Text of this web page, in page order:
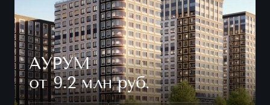
АУРУМ
от 9.2 млн руб.